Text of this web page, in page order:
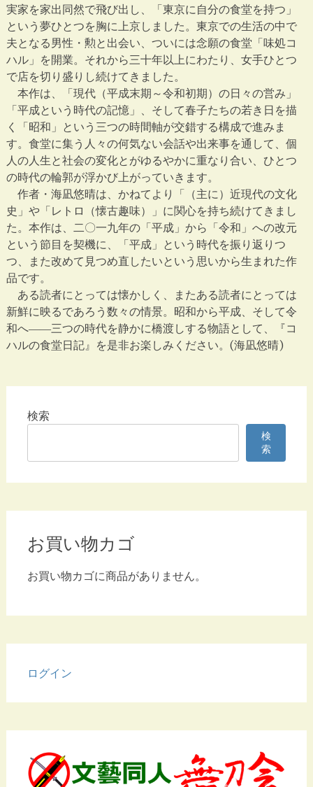
実家を家出同然で飛び出し、「東京に自分の食堂を持つ」
という夢ひとつを胸に上京しました。東京での生活の中で
夫となる男性・勲と出会い、ついには念願の食堂「味処コ
ハル」を開業。それから三十年以上にわたり、女手ひとつ
で店を切り盛りし続けてきました。
本作は、「現代（平成末期～令和初期）の日々の営み」
「平成という時代の記憶」、そして春子たちの若き日を描
く「昭和」という三つの時間軸が交錯する構成で進みま
す。食堂に集う人々の何気ない会話や出来事を通して、個
人の人生と社会の変化とがゆるやかに重なり合い、ひとつ
の時代の輪郭が浮かび上がっていきます。
作者・海凪悠晴は、かねてより「（主に）近現代の文化
史」や「レトロ（懐古趣味）」に関心を持ち続けてきまし
た。本作は、二〇一九年の「平成」から「令和」への改元
という節目を契機に、「平成」という時代を振り返りつ
つ、また改めて見つめ直したいという思いから生まれた作
品です。
ある読者にとっては懐かしく、またある読者にとっては
新鮮に映るであろう数々の情景。昭和から平成、そして令
和へ――三つの時代を静かに橋渡しする物語として、『コ
ハルの食堂日記』を是非お楽しみください。(海凪悠晴)
検索
検
索
お買い物カゴ
お買い物カゴに商品がありません。
ログイン